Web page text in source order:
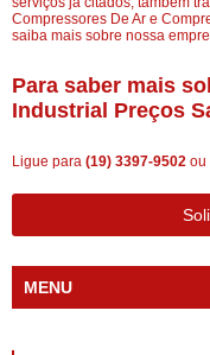
Compressores De Ar e
saiba mais sobre nossa
Para saber mais
Industrial Preços
Ligue para (19) 3397-9502 ou
MENU